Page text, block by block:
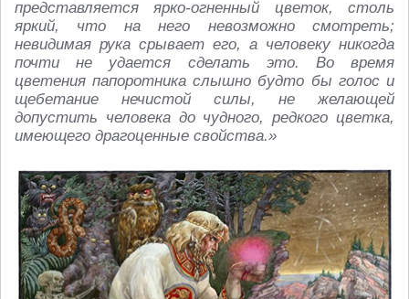
представляется ярко-огненный цветок, столь
яркий, что на него невозможно смотреть;
невидимая рука срывает его, а человеку никогда
почти не удается сделать это. Во время
цветения папоротника слышно будто бы голос и
щебетание нечистой силы, не желающей
допустить человека до чудного, редкого цветка,
имеющего драгоценные свойства.»